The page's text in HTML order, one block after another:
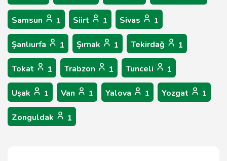
Samsun 1 Siirt 1 Sivas 1
Şanlıurfa 1 Şırnak 1 Tekirdağ 1
Tokat 1 Trabzon 1 Tunceli 1
Uşak 1 Van 1 Yalova 1 Yozgat 1
Zonguldak 1